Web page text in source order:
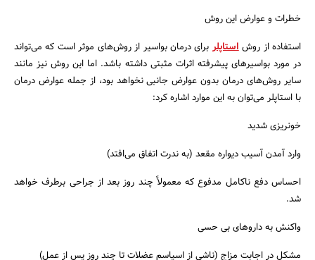
جستجو
خطرات و عوارض این روش
استفاده از روشاستاپلر برای درمان بواسیر از روش‌های موثر است که می‌تواند
در مورد بواسیرهای پیشرفته اثرات مثبتی داشته باشد. اما این روش نیز مانند
سایر روش‌های درمان بدون عوارض جانبی نخواهد بود، از جمله عوارض درمان
با استاپلر می‌توان به این موارد اشاره کرد:
خونریزی شدید
وارد آمدن آسیب دیواره مقعد (به ندرت اتفاق می‌افتد)
احساس دفع ناکامل مدفوع که معمولاً چند روز بعد از جراحی برطرف خواهد
شد.
واکنش به داروهای بی حسی
مشکل در اجابت مزاج (ناشی از اسپاسم عضلات تا چند روز پس از عمل)